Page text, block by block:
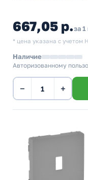
667,05 р.за
* цена указана с учетом
Наличие
Авторизованному
− +